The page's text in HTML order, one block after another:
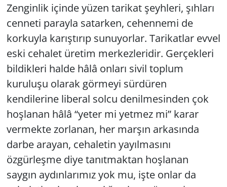
Zenginlik içinde yüzen tarikat şeyhleri, şıhları
cenneti parayla satarken, cehennemi de
korkuyla karıştırıp sunuyorlar. Tarikatlar evvel
eski cehalet üretim merkezleridir. Gerçekleri
bildikleri halde hâlâ onları sivil toplum
kuruluşu olarak görmeyi sürdüren
kendilerine liberal solcu denilmesinden çok
hoşlanan hâlâ “yeter mi yetmez mi” karar
vermekte zorlanan, her marşın arkasında
darbe arayan, cehaletin yayılmasını
özgürleşme diye tanıtmaktan hoşlanan
saygın aydınlarımız yok mu, işte onlar da